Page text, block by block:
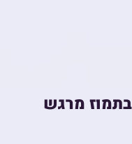
בתמוז מרגש